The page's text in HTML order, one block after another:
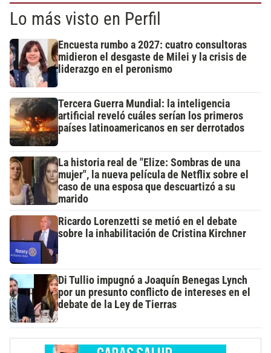
Lo más visto en Perfil
Encuesta rumbo a 2027: cuatro consultoras
midieron el desgaste de Milei y la crisis de
liderazgo en el peronismo
Tercera Guerra Mundial: la inteligencia
artificial reveló cuáles serían los primeros
países latinoamericanos en ser derrotados
La historia real de "Elize: Sombras de una
mujer", la nueva película de Netflix sobre el
caso de una esposa que descuartizó a su
marido
Ricardo Lorenzetti se metió en el debate
sobre la inhabilitación de Cristina Kirchner
Di Tullio impugnó a Joaquín Benegas Lynch
por un presunto conflicto de intereses en el
debate de la Ley de Tierras